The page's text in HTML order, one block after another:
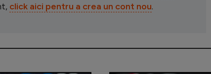
click aici pentru a crea un cont nou.